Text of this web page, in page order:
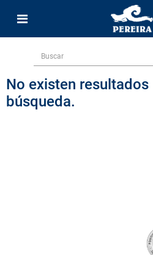
No existen resultados
búsqueda.